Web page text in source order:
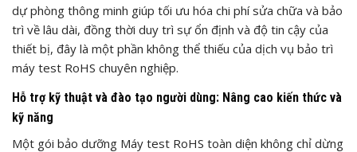
dự phòng thông minh giúp tối ưu hóa chi phí sửa chữa và bảo
trì về lâu dài, đồng thời duy trì sự ổn định và độ tin cậy của
thiết bị, đây là một phần không thể thiếu của dịch vụ bảo trì
máy test RoHS chuyên nghiệp.
Hỗ trợ kỹ thuật và đào tạo người dùng: Nâng cao kiến thức và
kỹ năng
Một gói bảo dưỡng Máy test RoHS toàn diện không chỉ dừng